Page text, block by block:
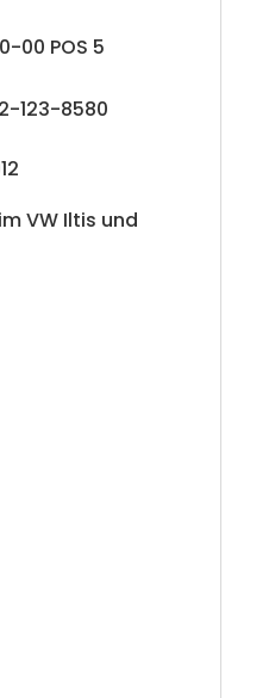
00 POS 5
123-8580
VW Iltis und